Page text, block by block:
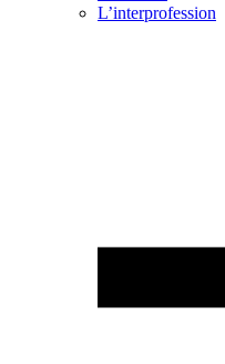
L’interprofession